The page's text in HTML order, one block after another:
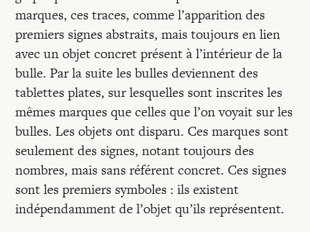
marques, ces traces, comme l’apparition des
premiers signes abstraits, mais toujours en lien
avec un objet concret présent à l’intérieur de la
bulle. Par la suite les bulles deviennent des
tablettes plates, sur lesquelles sont inscrites les
mêmes marques que celles que l’on voyait sur les
bulles. Les objets ont disparu. Ces marques sont
seulement des signes, notant toujours des
nombres, mais sans référent concret. Ces signes
sont les premiers symboles : ils existent
indépendamment de l’objet qu’ils représentent.